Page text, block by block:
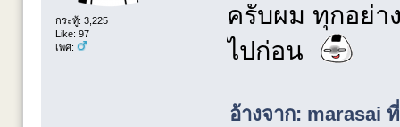
กระทู้: 3,225
Like: 97
เพศ:
ครับผม ทุกอย่า
ไปก่อน
อ้างจาก: marasai